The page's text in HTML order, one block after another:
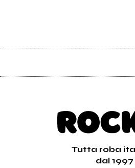
Tutta roba
dal 1997